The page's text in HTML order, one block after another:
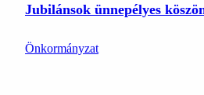
Jubilánsok ünnepélyes
Önkormányzat